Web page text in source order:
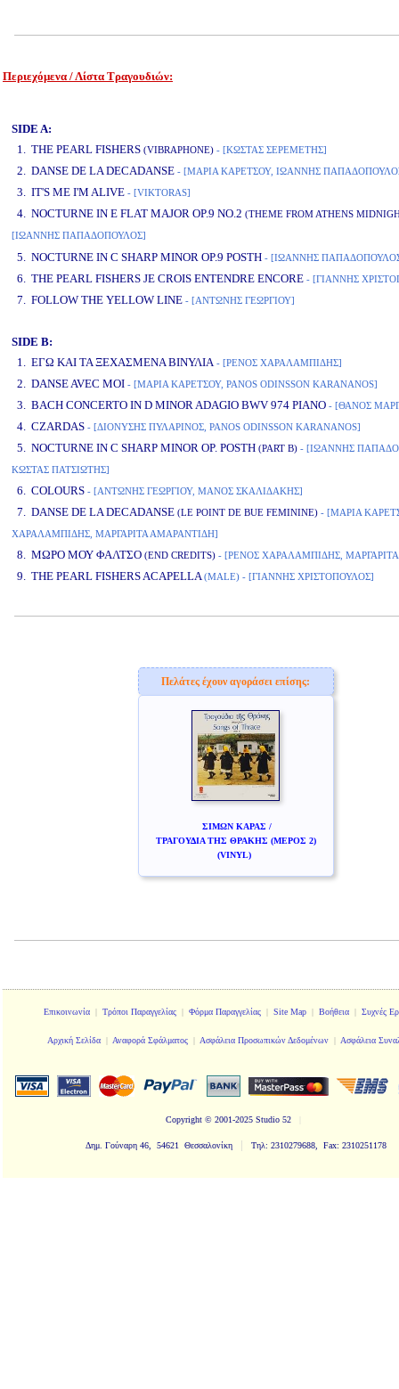
Περιεχόμενα / Λίστα Τραγουδιών:
SIDE A:
1. THE PEARL FISHERS (VIBRAPHONE) - [ΚΩΣΤΑΣ ΣΕΡΕΜΕΤΗΣ]
2. DANSE DE LA DECADANSE - [ΜΑΡΙΑ ΚΑΡΕΤΣΟΥ, ΙΩΑΝΝΗΣ
3. IT'S ME I'M ALIVE - [VIKTORAS]
4. NOCTURNE IN E FLAT MAJOR OP.9 NO.2 (THEME FROM ATHENS
[ΙΩΑΝΝΗΣ ΠΑΠΑΔΟΠΟΥΛΟΣ]
5. NOCTURNE IN C SHARP MINOR OP.9 POSTH - [ΙΩΑΝΝΗΣ
6. THE PEARL FISHERS JE CROIS ENTENDRE ENCORE - [ΓΙΑΝΝΗΣ
7. FOLLOW THE YELLOW LINE - [ΑΝΤΩΝΗΣ ΓΕΩΡΓΙΟΥ]
SIDE B:
1. ΕΓΩ ΚΑΙ ΤΑ ΞΕΧΑΣΜΕΝΑ ΒΙΝΥΛΙΑ - [ΡΕΝΟΣ ΧΑΡΑΛΑΜΠΙΔΗΣ]
2. DANSE AVEC MOI - [ΜΑΡΙΑ ΚΑΡΕΤΣΟΥ, PANOS ODINSSON KARANANOS]
3. BACH CONCERTO IN D MINOR ADAGIO BWV 974 PIANO - [ΘΑΝΟΣ
4. CZARDAS - [ΔΙΟΝΥΣΗΣ ΠΥΛΑΡΙΝΟΣ, PANOS ODINSSON KARANANOS]
5. NOCTURNE IN C SHARP MINOR OP. POSTH (PART B) - [ΙΩΑΝΝΗΣ
ΚΩΣΤΑΣ ΠΑΤΣΙΩΤΗΣ]
6. COLOURS - [ΑΝΤΩΝΗΣ ΓΕΩΡΓΙΟΥ, ΜΑΝΟΣ ΣΚΑΛΙΔΑΚΗΣ]
7. DANSE DE LA DECADANSE (LE POINT DE BUE FEMININE) - [ΜΑΡΙΑ
ΧΑΡΑΛΑΜΠΙΔΗΣ, ΜΑΡΓΑΡΙΤΑ ΑΜΑΡΑΝΤΙΔΗ]
8. ΜΩΡΟ ΜΟΥ ΦΑΛΤΣΟ (END CREDITS) - [ΡΕΝΟΣ ΧΑΡΑΛΑΜΠΙΔΗΣ,
9. THE PEARL FISHERS ACAPELLA(MALE) - [ΓΙΑΝΝΗΣ ΧΡΙΣΤΟΠΟΥΛΟΣ]
Πελάτες έχουν αγοράσει επίσης:
ΣΙΜΩΝ ΚΑΡΑΣ /
ΤΡΑΓΟΥΔΙΑ ΤΗΣ ΘΡΑΚΗΣ (ΜΕΡΟΣ 2)
(VINYL)
Επικοινωνία | Τρόποι Παραγγελίας | Φόρμα Παραγγελίας | Site Map | Βοήθεια | Συχνές
Αρχική Σελίδα| Αναφορά Σφάλματος| Ασφάλεια Προσωπικών Δεδομένων | Ασφάλεια
Copyright© 2001-2025 Studio 52
Δημ. Γούναρη 46, 54621 Θεσσαλονίκη | Τηλ: 2310279688, Fax: 2310251178